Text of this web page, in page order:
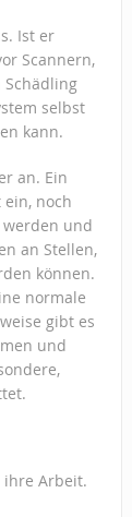
Ist er
Scannern,
Schädling
selbst
kann.
an. Ein
noch
werden und
an Stellen,
können.
normale
gibt es
und
Arbeit.